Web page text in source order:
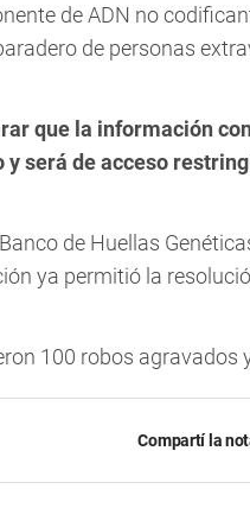
de ADN no
de personas
que la información
será de acceso
de Huellas
ya permitió la
100 robos agravados
Compartí la